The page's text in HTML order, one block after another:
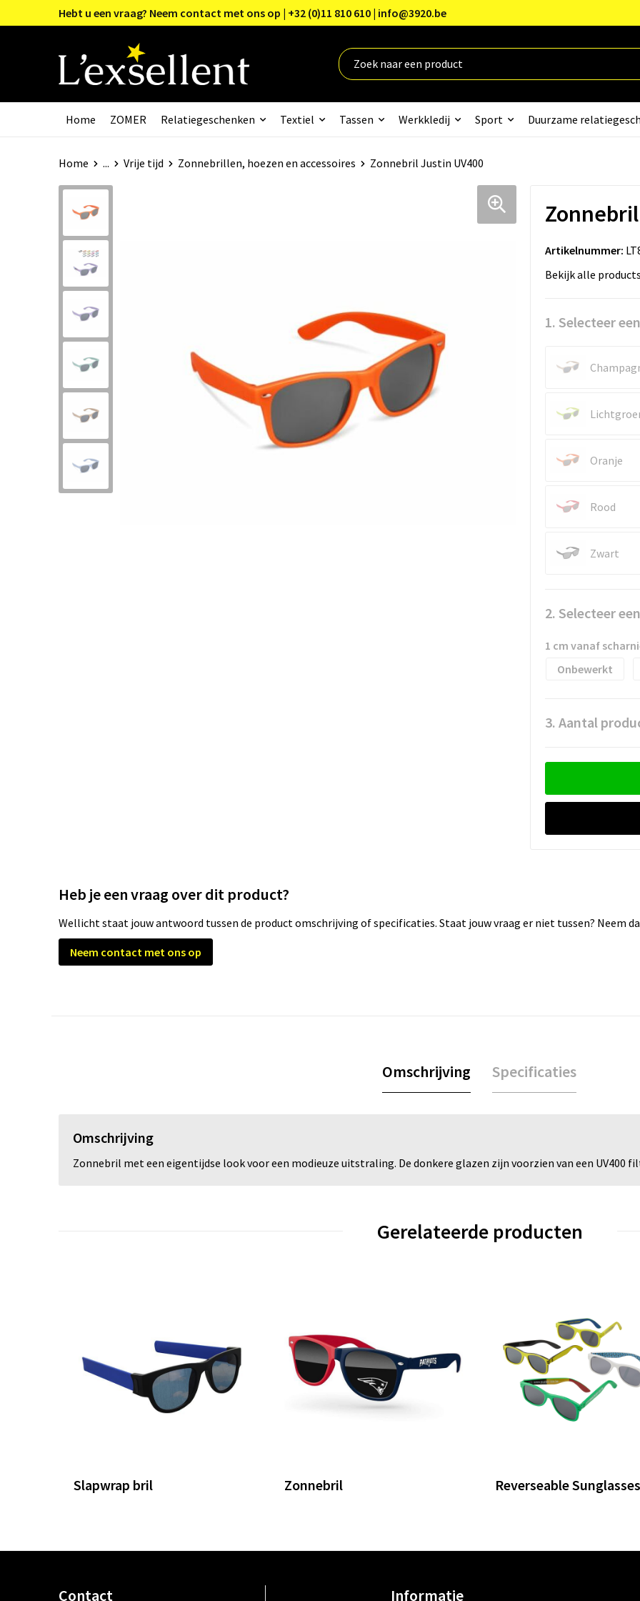
Hebt u een vraag? Neem contact met ons op | +32 (0)11 810 610 | info@3920.be
Home ZOMER Relatiegeschenken Textiel Tassen Werkkledij Sport Duurzame
Home ... Vrije tijd Zonnebrillen, hoezen en accessoires Zonnebril Justin UV400
Artikelnummer:
Bekijk alle
1. Selecteer
Oranje
Rood
Zwart
2. Selecteer
1 cm vanaf
Onbewerkt
3. Aantal
Heb je een vraag over dit product?
Wellicht staat jouw antwoord tussen de product omschrijving of specificaties. Staat jouw vraag er niet tussen? Neem
Neem contact met ons op
Omschrijving Specificaties
Omschrijving
Zonnebril met een eigentijdse look voor een modieuze uitstraling. De donkere glazen zijn voorzien van een UV400
Gerelateerde producten
Slapwrap bril Zonnebril Reverseable Sunglasses
Contact Informatie